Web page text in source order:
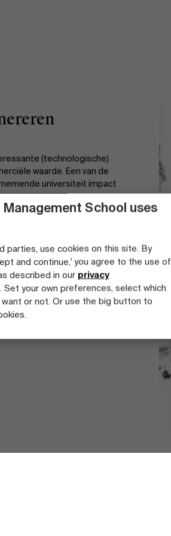
School uses
parties, use cookies on this site. By
and continue,' you agree to the use of
described in our privacy
. Set your own preferences, select which
or not. Or use the big button to
(technologische)
waarde. Een van de
universiteit impact
te maken en om
Het ontwikkelen van
te versterken.
manier van werken zeer
over hoe ze exact